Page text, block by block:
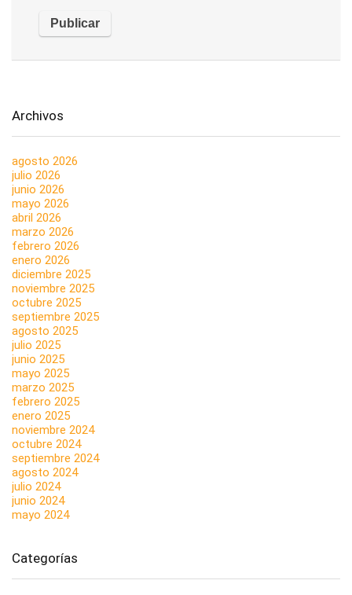
Archivos
agosto 2026
julio 2026
junio 2026
mayo 2026
abril 2026
marzo 2026
febrero 2026
enero 2026
diciembre 2025
noviembre 2025
octubre 2025
septiembre 2025
agosto 2025
julio 2025
junio 2025
mayo 2025
marzo 2025
febrero 2025
enero 2025
noviembre 2024
octubre 2024
septiembre 2024
agosto 2024
julio 2024
junio 2024
mayo 2024
Categorías